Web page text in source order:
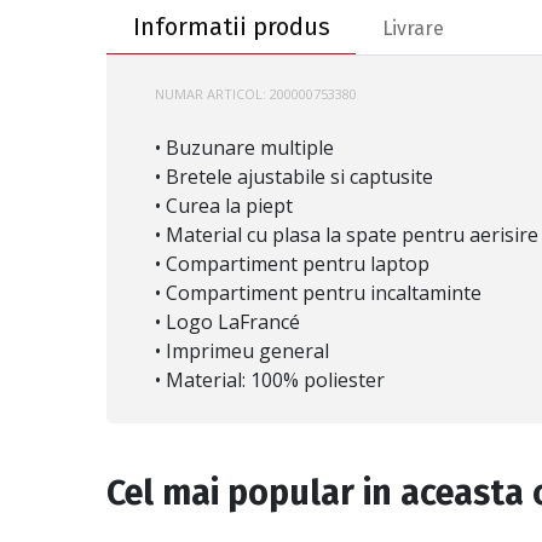
Informatii produs
Livrare
NUMAR ARTICOL: 200000753380
• Buzunare multiple
• Bretele ajustabile si captusite
• Curea la piept
• Material cu plasa la spate pentru aerisire
• Compartiment pentru laptop
• Compartiment pentru incaltaminte
• Logo LaFrancé
• Imprimeu general
• Material: 100% poliester
Cel mai popular in aceasta